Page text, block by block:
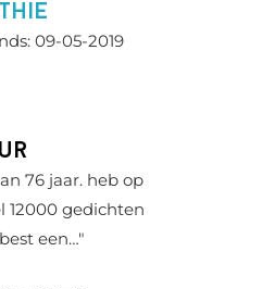
09-05-2019
76 jaar. heb op
12000 gedichten
een…"